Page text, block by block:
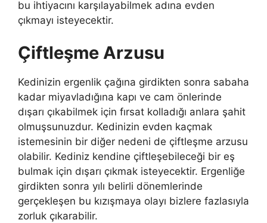
bu ihtiyacını karşılayabilmek adına evden
çıkmayı isteyecektir.
Çiftleşme Arzusu
Kedinizin ergenlik çağına girdikten sonra sabaha
kadar miyavladığına kapı ve cam önlerinde
dışarı çıkabilmek için fırsat kolladığı anlara şahit
olmuşsunuzdur. Kedinizin evden kaçmak
istemesinin bir diğer nedeni de çiftleşme arzusu
olabilir. Kediniz kendine çiftleşebileceği bir eş
bulmak için dışarı çıkmak isteyecektir. Ergenliğe
girdikten sonra yılı belirli dönemlerinde
gerçekleşen bu kızışmaya olayı bizlere fazlasıyla
zorluk çıkarabilir.